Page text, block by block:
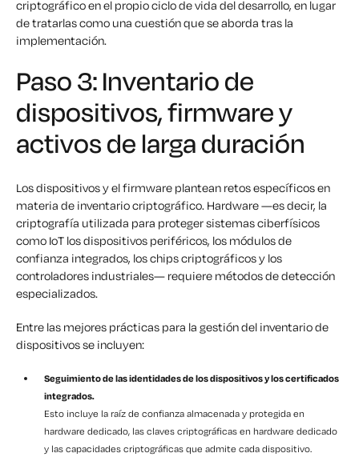
criptográfico en el propio ciclo de vida del desarrollo, en lugar
de tratarlas como una cuestión que se aborda tras la
implementación.
Paso 3: Inventario de
dispositivos, firmware y
activos de larga duración
Los dispositivos y el firmware plantean retos específicos en
materia de inventario criptográfico. Hardware —es decir, la
criptografía utilizada para proteger sistemas ciberfísicos
como IoT los dispositivos periféricos, los módulos de
confianza integrados, los chips criptográficos y los
controladores industriales— requiere métodos de detección
especializados.
Entre las mejores prácticas para la gestión del inventario de
dispositivos se incluyen:
Seguimiento de las identidades de los dispositivos y los certificados
integrados.
Esto incluye la raíz de confianza almacenada y protegida en
hardware dedicado, las claves criptográficas en hardware dedicado
y las capacidades criptográficas que admite cada dispositivo.